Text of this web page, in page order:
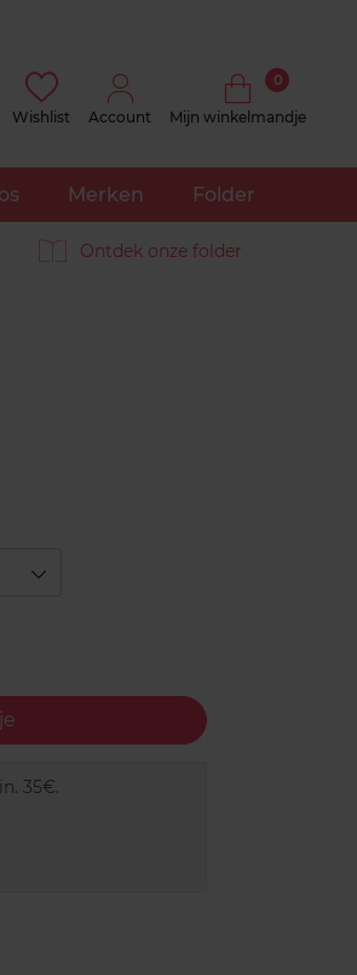
Wishlist Account Mijn winkelmandje
0
Merken Folder
Ontdek onze folder
35€.